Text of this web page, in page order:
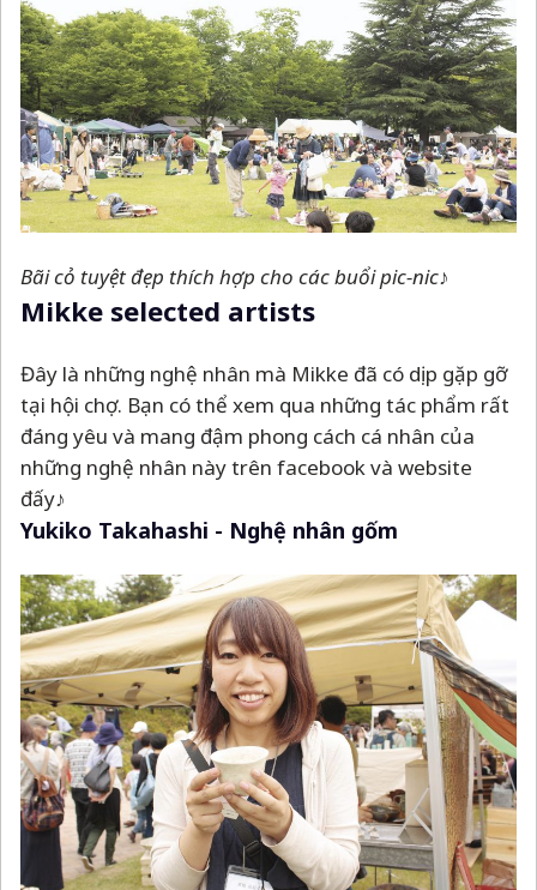
Bãi cỏ tuyệt đẹp thích hợp cho các buổi pic-nic♪
Mikke selected artists
Đây là những nghệ nhân mà Mikke đã có dịp gặp gỡ
tại hội chợ. Bạn có thể xem qua những tác phẩm rất
đáng yêu và mang đậm phong cách cá nhân của
những nghệ nhân này trên facebook và website
đấy♪
Yukiko Takahashi - Nghệ nhân gốm